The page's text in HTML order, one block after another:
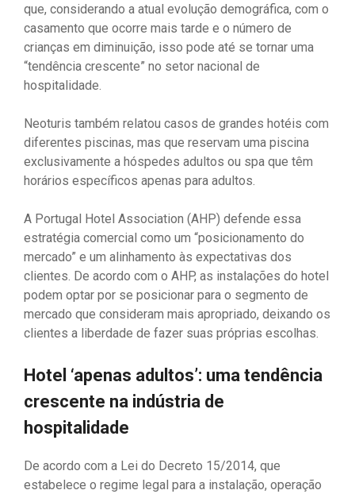
que, considerando a atual evolução demográfica, com o
casamento que ocorre mais tarde e o número de
crianças em diminuição, isso pode até se tornar uma
“tendência crescente” no setor nacional de
hospitalidade.
Neoturis também relatou casos de grandes hotéis com
diferentes piscinas, mas que reservam uma piscina
exclusivamente a hóspedes adultos ou spa que têm
horários específicos apenas para adultos.
A Portugal Hotel Association (AHP) defende essa
estratégia comercial como um “posicionamento do
mercado” e um alinhamento às expectativas dos
clientes. De acordo com o AHP, as instalações do hotel
podem optar por se posicionar para o segmento de
mercado que consideram mais apropriado, deixando os
clientes a liberdade de fazer suas próprias escolhas.
Hotel ‘apenas adultos’: uma tendência
crescente na indústria de
hospitalidade
De acordo com a Lei do Decreto 15/2014, que
estabelece o regime legal para a instalação, operação